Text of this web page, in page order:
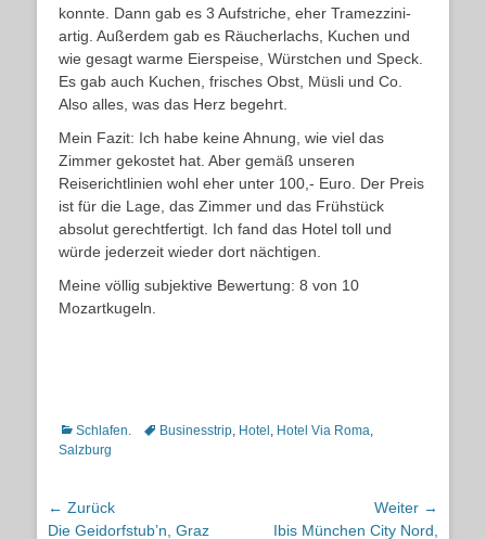
konnte. Dann gab es 3 Aufstriche, eher Tramezzini-
artig. Außerdem gab es Räucherlachs, Kuchen und
wie gesagt warme Eierspeise, Würstchen und Speck.
Es gab auch Kuchen, frisches Obst, Müsli und Co.
Also alles, was das Herz begehrt.
Mein Fazit: Ich habe keine Ahnung, wie viel das
Zimmer gekostet hat. Aber gemäß unseren
Reiserichtlinien wohl eher unter 100,- Euro. Der Preis
ist für die Lage, das Zimmer und das Frühstück
absolut gerechtfertigt. Ich fand das Hotel toll und
würde jederzeit wieder dort nächtigen.
Meine völlig subjektive Bewertung: 8 von 10
Mozartkugeln.
Kategorien
Schlafen. Schlagworte
Businesstrip, Hotel , Hotel Via Roma,
Salzburg
Beitragsnavigation
← Zurück
Vorheriger
Die Geidorfstub’n, Graz
Weiter →
Nächster
Ibis München City Nord,